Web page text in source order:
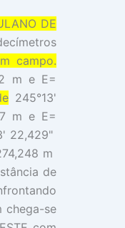
DE
campo.
m e E=
245°13'
m e E=
22,429"
m
de
chega-se